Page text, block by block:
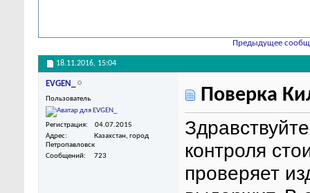
Предыдущее
18.11.2016, 15:04
EVGEN_
Пользователь
Регистрация
04.07.2015
Адрес
Казахстан, город
Петропавловск
Сообщений
723
Поверка
контроля
проверяет